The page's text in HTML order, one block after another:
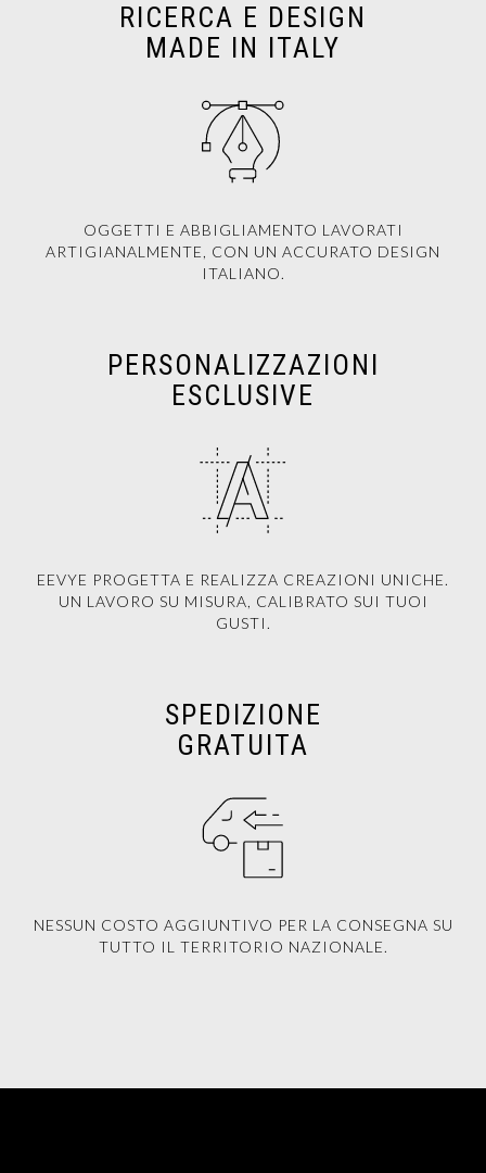
RICERCA E DESIGN
MADE IN ITALY
OGGETTI E ABBIGLIAMENTO LAVORATI
ARTIGIANALMENTE, CON UN ACCURATO DESIGN
ITALIANO.
PERSONALIZZAZIONI
ESCLUSIVE
EEVYE PROGETTA E REALIZZA CREAZIONI UNICHE.
UN LAVORO SU MISURA, CALIBRATO SUI TUOI
GUSTI.
SPEDIZIONE
GRATUITA
NESSUN COSTO AGGIUNTIVO PER LA CONSEGNA SU
TUTTO IL TERRITORIO NAZIONALE.